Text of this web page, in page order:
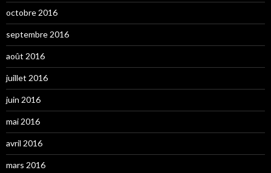
octobre 2016
septembre 2016
août 2016
juillet 2016
juin 2016
mai 2016
avril 2016
mars 2016